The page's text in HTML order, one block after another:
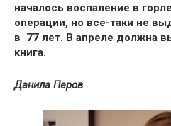
началось воспаление в
операции, но все-таки не
в 77 лет. В апреле должна
книга.
Данила Перов